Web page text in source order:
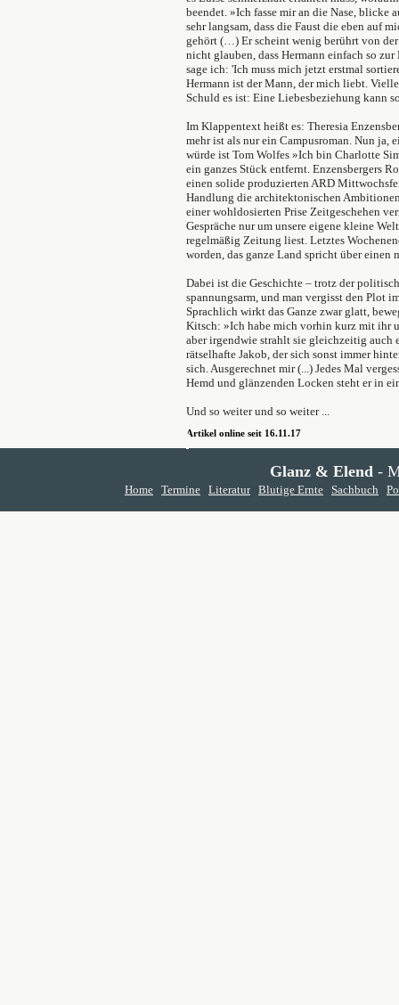
beendet. »Ich fasse mir an die Nase, blicke
sehr langsam, dass die Faust die eben auf
gehört (…) Er scheint wenig berührt von
nicht glauben, dass Hermann einfach so
sage ich: 'Ich muss mich jetzt erstmal
Hermann ist der Mann, der mich liebt.
Schuld es ist: Eine Liebesbeziehung kann
Im Klappentext heißt es: Theresia
mehr ist als nur ein Campusroman. Nun ja,
würde ist Tom Wolfes »Ich bin Charlotte
ein ganzes Stück entfernt. Enzensbergers
einen solide produzierten ARD
Handlung die architektonischen
einer wohldosierten Prise Zeitgeschehen
Gespräche nur um unsere eigene kleine
regelmäßig Zeitung liest. Letztes
worden, das ganze Land spricht über einen
Dabei ist die Geschichte – trotz der
spannungsarm, und man vergisst den Plot
Sprachlich wirkt das Ganze zwar glatt,
Kitsch: »Ich habe mich vorhin kurz mit ihr
aber irgendwie strahlt sie gleichzeitig auch
rätselhafte Jakob, der sich sonst immer
sich. Ausgerechnet mir (...) Jedes Mal
Hemd und glänzenden Locken steht er in
Und so weiter und so weiter ...
Artikel online seit 16.11.17
Glanz & Elend -
Home Termine Literatur Blutige Ernte Sachbuch